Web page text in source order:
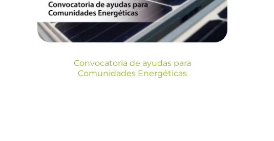
Blog
Convocatoria de ayudas para
Comunidades Energéticas